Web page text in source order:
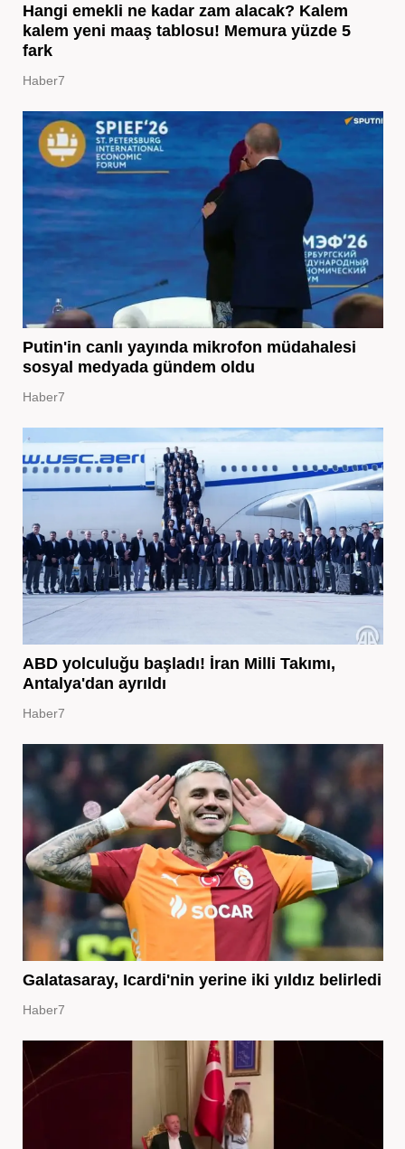
Hangi emekli ne kadar zam alacak? Kalem
kalem yeni maaş tablosu! Memura yüzde 5
fark
Haber7
Putin'in canlı yayında mikrofon müdahalesi
sosyal medyada gündem oldu
Haber7
ABD yolculuğu başladı! İran Milli Takımı,
Antalya'dan ayrıldı
Haber7
Galatasaray, Icardi'nin yerine iki yıldız belirledi
Haber7